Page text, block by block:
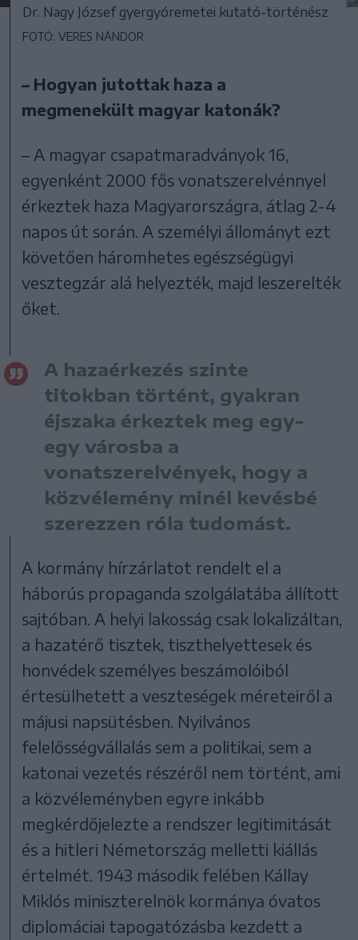
Dr. Nagy József gyergyóremetei kutató-történész
FOTÓ: VERES NÁNDOR
– Hogyan jutottak haza a
megmenekült magyar katonák?
– A magyar csapatmaradványok 16,
egyenként 2000 fős vonatszerelvénnyel
érkeztek haza Magyarországra, átlag 2-4
napos út során. A személyi állományt ezt
követően háromhetes egészségügyi
vesztegzár alá helyezték, majd leszerelték
őket.
A hazaérkezés szinte
titokban történt, gyakran
éjszaka érkeztek meg egy-
egy városba a
vonatszerelvények, hogy a
közvélemény minél kevésbé
szerezzen róla tudomást.
A kormány hírzárlatot rendelt el a
háborús propaganda szolgálatába állított
sajtóban. A helyi lakosság csak lokalizáltan,
a hazatérő tisztek, tiszthelyettesek és
honvédek személyes beszámolóiból
értesülhetett a veszteségek méreteiről a
májusi napsütésben. Nyilvános
felelősségvállalás sem a politikai, sem a
katonai vezetés részéről nem történt, ami
a közvéleményben egyre inkább
megkérdőjelezte a rendszer legitimitását
és a hitleri Németország melletti kiállás
értelmét. 1943 második felében Kállay
Miklós miniszterelnök kormánya óvatos
diplomáciai tapogatózásba kezdett a